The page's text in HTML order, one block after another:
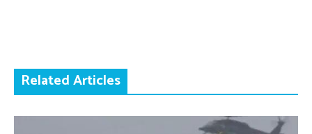
Related Articles